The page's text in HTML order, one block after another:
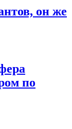
он же
по